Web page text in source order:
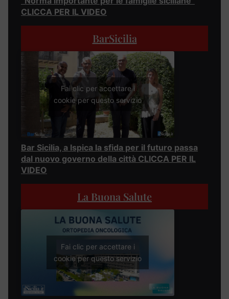
CLICCA PER IL VIDEO
BarSicilia
Fai clic per accettare i
cookie per questo servizio
Bar Sicilia, a Ispica la sfida per il futuro passa
dal nuovo governo della città CLICCA PER IL
VIDEO
La Buona Salute
Fai clic per accettare i
cookie per questo servizio